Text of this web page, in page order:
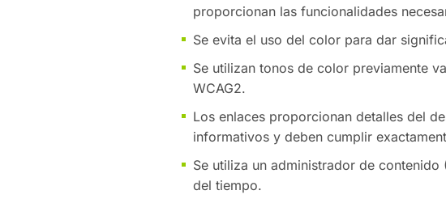
proporcionan las funcionalidades
Se evita el uso del color para dar
Se utilizan tonos de color previamente
WCAG2.
Los enlaces proporcionan detalles del
informativos y deben cumplir
Se utiliza un administrador de
del tiempo.